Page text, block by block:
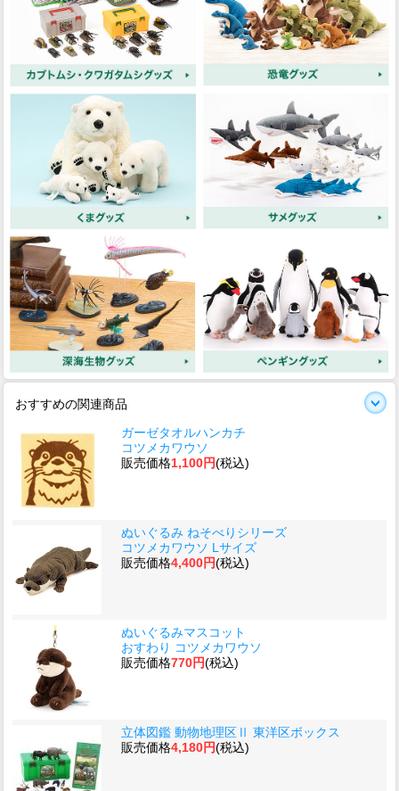
おすすめの関連商品
ガーゼタオルハンカチ
コツメカワウソ
販売価格1,100円(税込)
ぬいぐるみ ねそべりシリーズ
コツメカワウソ Lサイズ
販売価格4,400円(税込)
ぬいぐるみマスコット
おすわり コツメカワウソ
販売価格770円(税込)
立体図鑑 動物地理区Ⅱ 東洋区ボックス
販売価格4,180円(税込)